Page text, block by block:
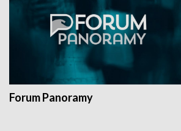
Forum Panoramy